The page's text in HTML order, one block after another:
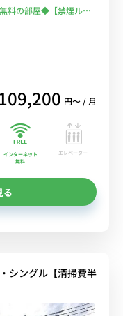
料の部屋◆【禁煙ルー
109,200 円〜 / 月
インターネット
無料
エレベーター
る
シングル【清掃費半